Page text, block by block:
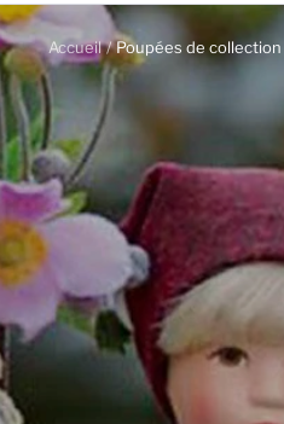
Accueil Poupées de collection